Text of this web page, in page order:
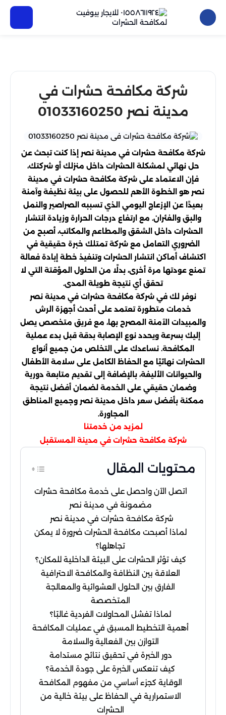
شركة مكافحة حشرات في
مدينة نصر 01033160250
شركة مكافحة حشرات في مدينة نصر إذا كنت تبحث عن
حل نهائي لمشكلة الحشرات داخل منزلك أو شركتك،
فإن الاعتماد على شركة مكافحة حشرات في مدينة
نصر هو الخطوة الأهم للحصول على بيئة نظيفة وآمنة
بعيدًا عن الإزعاج اليومي الذي تسببه الصراصير والنمل
والبق والفئران. مع ارتفاع درجات الحرارة وزيادة انتشار
الحشرات داخل الشقق والمطاعم والمكاتب، أصبح من
الضروري التعامل مع شركة تمتلك خبرة حقيقية في
اكتشاف أماكن انتشار الحشرات وتنفيذ خطة إبادة فعالة
تمنع عودتها مرة أخرى، بدلًا من الحلول المؤقتة التي لا
تحقق أي نتيجة طويلة المدى.
نوفر لك في شركة مكافحة حشرات في مدينة نصر
خدمات متطورة تعتمد على أحدث أجهزة الرش
والمبيدات الآمنة المصرح بها، مع فريق متخصص يصل
إليك بسرعة ويحدد نوع الإصابة بدقة قبل بدء عملية
المكافحة. نساعدك على التخلص من جميع أنواع
الحشرات نهائيًا مع الحفاظ الكامل على سلامة الأطفال
والحيوانات الأليفة، بالإضافة إلى تقديم متابعة دورية
وضمان حقيقي على الخدمة لضمان أفضل نتيجة
ممكنة بأفضل سعر داخل مدينة نصر وجميع المناطق
المجاورة.
لمزيد من خدمتنا
شركة مكافحة حشرات في مدينة المستقبل
محتويات المقال
اتصل الآن واحصل على خدمة مكافحة حشرات
مضمونة في مدينة نصر
شركة مكافحة حشرات في مدينة نصر
لماذا أصبحت مكافحة الحشرات ضرورة لا يمكن
تجاهلها؟
كيف تؤثر الحشرات على البيئة الداخلية للمكان؟
العلاقة بين النظافة والمكافحة الاحترافية
الفارق بين الحلول العشوائية والمعالجة
المتخصصة
لماذا تفشل المحاولات الفردية غالبًا؟
أهمية التخطيط المسبق في عمليات المكافحة
التوازن بين الفعالية والسلامة
دور الخبرة في تحقيق نتائج مستدامة
كيف تنعكس الخبرة على جودة الخدمة؟
الوقاية كجزء أساسي من مفهوم المكافحة
الاستمرارية في الحفاظ على بيئة خالية من
الحشرات